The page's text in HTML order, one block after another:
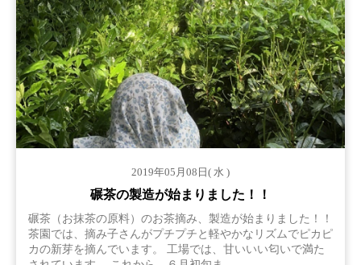
2019年05月08日( 水 )
碾茶の製造が始まりました！！
碾茶（お抹茶の原料）のお茶摘み、製造が始まりました！！
茶園では、摘み子さんがプチプチと軽やかなリズムでピカピ
カの新芽を摘んでいます。 工場では、甘いいい匂いで満た